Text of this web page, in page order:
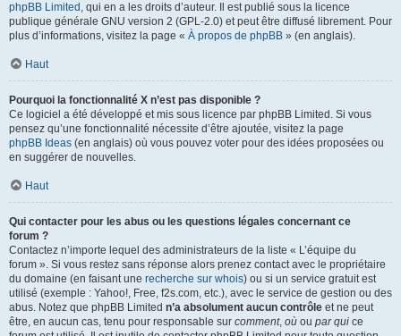
phpBB Limited , qui en a les droits d’auteur. Il est publié sous la licence
publique générale GNU version 2 (GPL-2.0) et peut être diffusé librement. Pour
plus d’informations, visitez la page « À propos de phpBB » (en anglais).
Haut
Pourquoi la fonctionnalité X n’est pas disponible ?
Ce logiciel a été développé et mis sous licence par phpBB Limited. Si vous
pensez qu’une fonctionnalité nécessite d’être ajoutée, visitez la page
phpBB Ideas (en anglais) où vous pouvez voter pour des idées proposées ou
en suggérer de nouvelles.
Haut
Qui contacter pour les abus ou les questions légales concernant ce
forum ?
Contactez n’importe lequel des administrateurs de la liste « L’équipe du
forum ». Si vous restez sans réponse alors prenez contact avec le propriétaire
du domaine (en faisant une recherche sur whois) ou si un service gratuit est
utilisé (exemple : Yahoo!, Free, f2s.com, etc.), avec le service de gestion ou des
abus. Notez que phpBB Limited n’a absolument aucun contrôle et ne peut
être, en aucun cas, tenu pour responsable sur comment, où ou par qui ce